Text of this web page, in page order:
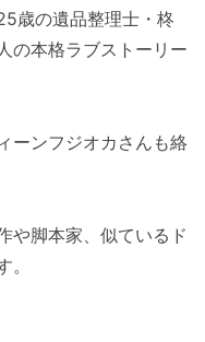
歳の遺品整理士・柊
の本格ラブストーリー
ーンフジオカさんも絡
や脚本家、似ているド